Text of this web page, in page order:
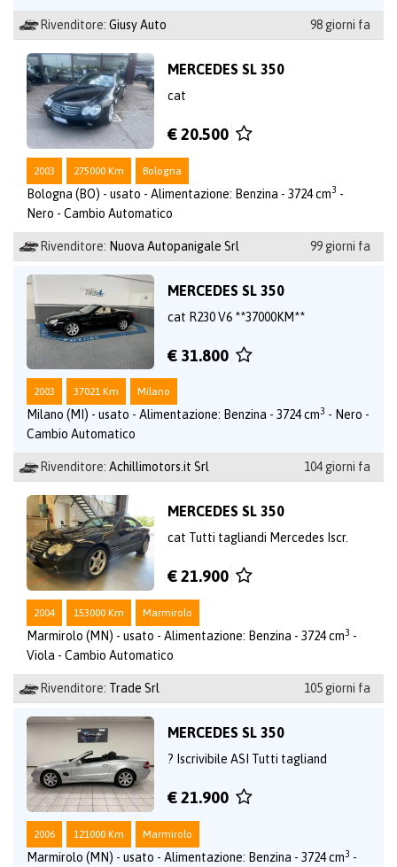
Rivenditore: Giusy Auto 98 giorni fa
MERCEDES SL 350
cat
€ 20.500
2003 275000 Km Bologna
Bologna (BO) - usato - Alimentazione: Benzina - 3724 cm3 -
Nero - Cambio Automatico
Rivenditore: Nuova Autopanigale Srl 99 giorni fa
MERCEDES SL 350
cat R230 V6 **37000KM**
€ 31.800
2003 37021 Km Milano
Milano (MI) - usato - Alimentazione: Benzina - 3724 cm3 - Nero -
Cambio Automatico
Rivenditore: Achillimotors.it Srl 104 giorni fa
MERCEDES SL 350
cat Tutti tagliandi Mercedes Iscr.
€ 21.900
2004 153000 Km Marmirolo
Marmirolo (MN) - usato - Alimentazione: Benzina - 3724 cm3 -
Viola - Cambio Automatico
Rivenditore: Trade Srl 105 giorni fa
MERCEDES SL 350
? Iscrivibile ASI Tutti tagliand
€ 21.900
2006 121000 Km Marmirolo
Marmirolo (MN) - usato - Alimentazione: Benzina - 3724 cm3 -